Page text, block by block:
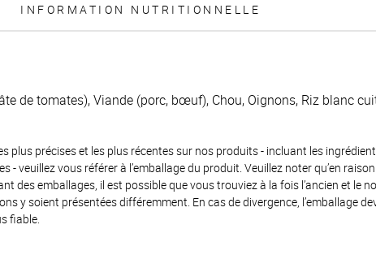
INFORMATION NUTRITIONNELLE
de tomates), Viande (porc, bœuf), Chou, Oignons, Riz blanc
plus précises et les plus récentes sur nos produits - incluant les
- veuillez vous référer à l’emballage du produit. Veuillez noter qu’en
des emballages, il est possible que vous trouviez à la fois l’ancien et le
y soient présentées différemment. En cas de divergence, l’emballage
fiable.